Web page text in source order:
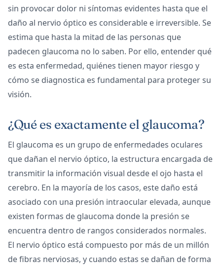
sin provocar dolor ni síntomas evidentes hasta que el
daño al nervio óptico es considerable e irreversible. Se
estima que hasta la mitad de las personas que
padecen glaucoma no lo saben. Por ello, entender qué
es esta enfermedad, quiénes tienen mayor riesgo y
cómo se diagnostica es fundamental para proteger su
visión.
¿Qué es exactamente el glaucoma?
El glaucoma es un grupo de enfermedades oculares
que dañan el nervio óptico, la estructura encargada de
transmitir la información visual desde el ojo hasta el
cerebro. En la mayoría de los casos, este daño está
asociado con una presión intraocular elevada, aunque
existen formas de glaucoma donde la presión se
encuentra dentro de rangos considerados normales.
El nervio óptico está compuesto por más de un millón
de fibras nerviosas, y cuando estas se dañan de forma